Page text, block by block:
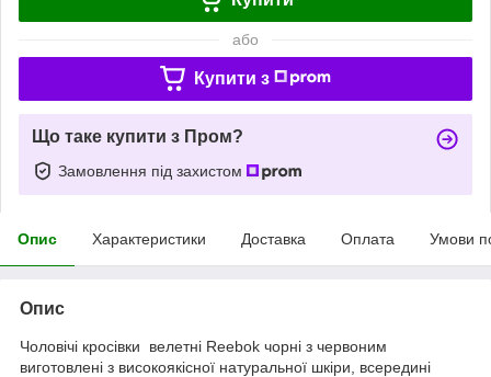
або
Купити з
Що таке купити з Пром?
Замовлення під захистом
Опис Характеристики Доставка Оплата Умови
Опис
Чоловічі кросівки велетні Reebok чорні з червоним
виготовлені з високоякісної натуральної шкіри, всередині